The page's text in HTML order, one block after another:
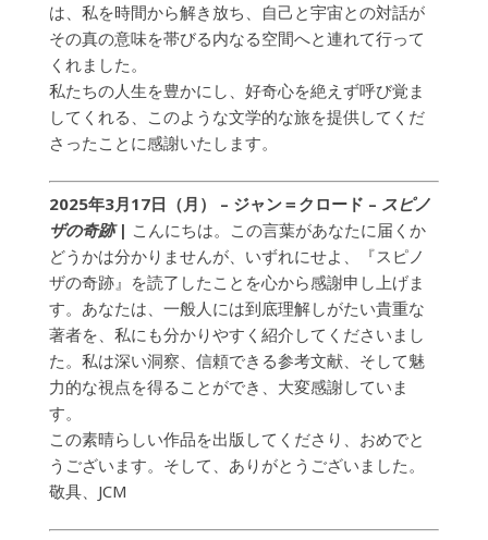
は、私を時間から解き放ち、自己と宇宙との対話が
その真の意味を帯びる内なる空間へと連れて行って
くれました。
私たちの人生を豊かにし、好奇心を絶えず呼び覚ま
してくれる、このような文学的な旅を提供してくだ
さったことに感謝いたします。
2025年3月17日（月） – ジャン＝クロード – スピノ
ザの奇跡 | こんにちは。この言葉があなたに届くか
どうかは分かりませんが、いずれにせよ、『スピノ
ザの奇跡』を読了したことを心から感謝申し上げま
す。あなたは、一般人には到底理解しがたい貴重な
著者を、私にも分かりやすく紹介してくださいまし
た。私は深い洞察、信頼できる参考文献、そして魅
力的な視点を得ることができ、大変感謝していま
す。
この素晴らしい作品を出版してくださり、おめでと
うございます。そして、ありがとうございました。
敬具、JCM